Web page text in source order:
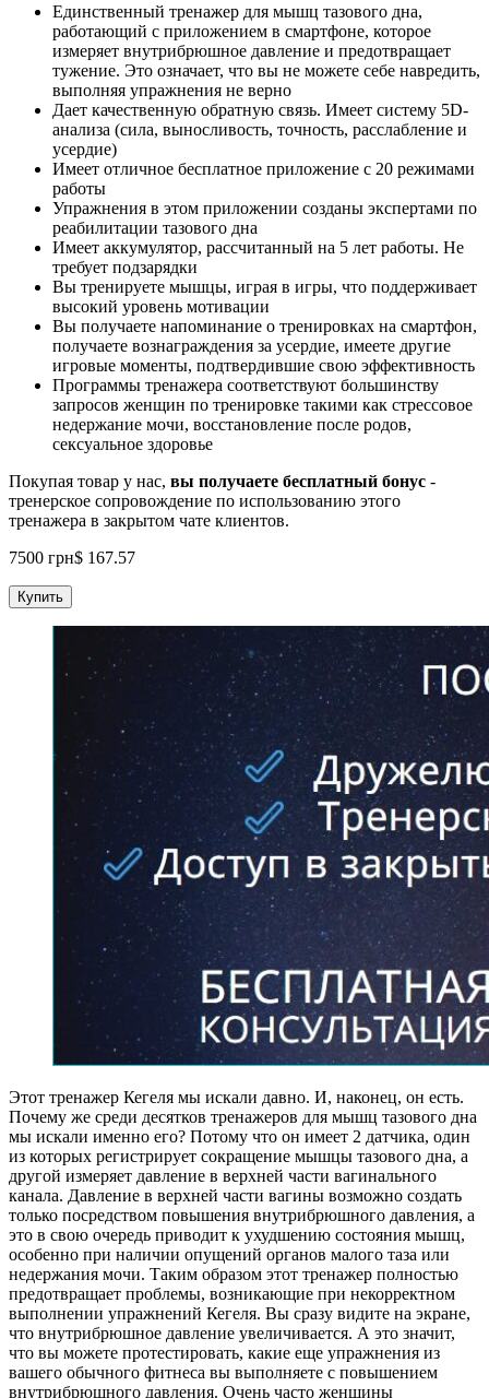
Единственный тренажер для мышц тазового дна,
работающий с приложением в смартфоне, которое
измеряет внутрибрюшное давление и предотвращает
тужение. Это означает, что вы не можете себе навредить,
выполняя упражнения не верно
Дает качественную обратную связь. Имеет систему 5D-
анализа (сила, выносливость, точность, расслабление и
усердие)
Имеет отличное бесплатное приложение с 20 режимами
работы
Упражнения в этом приложении созданы экспертами по
реабилитации тазового дна
Имеет аккумулятор, рассчитанный на 5 лет работы. Не
требует подзарядки
Вы тренируете мышцы, играя в игры, что поддерживает
высокий уровень мотивации
Вы получаете напоминание о тренировках на смартфон,
получаете вознаграждения за усердие, имеете другие
игровые моменты, подтвердившие свою эффективность
Программы тренажера соответствуют большинству
запросов женщин по тренировке такими как стрессовое
недержание мочи, восстановление после родов,
сексуальное здоровье
Покупая товар у нас, вы получаете бесплатный бонус -
тренерское сопровождение по использованию этого
тренажера в закрытом чате клиентов.
7500 грн$ 167.57
Купить
Этот тренажер Кегеля мы искали давно. И, наконец, он есть.
Почему же среди десятков тренажеров для мышц тазового дна
мы искали именно его? Потому что он имеет 2 датчика, один
из которых регистрирует сокращение мышцы тазового дна, а
другой измеряет давление в верхней части вагинального
канала. Давление в верхней части вагины возможно создать
только посредством повышения внутрибрюшного давления, а
это в свою очередь приводит к ухудшению состояния мышц,
особенно при наличии опущений органов малого таза или
недержания мочи. Таким образом этот тренажер полностью
предотвращает проблемы, возникающие при некорректном
выполнении упражнений Кегеля. Вы сразу видите на экране,
что внутрибрюшное давление увеличивается. А это значит,
что вы можете протестировать, какие еще упражнения из
вашего обычного фитнеса вы выполняете с повышением
внутрибрюшного давления. Очень часто женщины